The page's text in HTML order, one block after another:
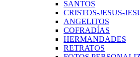
SANTOS
CRISTOS-JESUS-
ANGELITOS
COFRADÍAS
HERMANDADES
RETRATOS